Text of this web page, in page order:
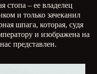
стопа – ее владелец
и только зачеканил
шпага, которая, судя
и изображена на
представлен.